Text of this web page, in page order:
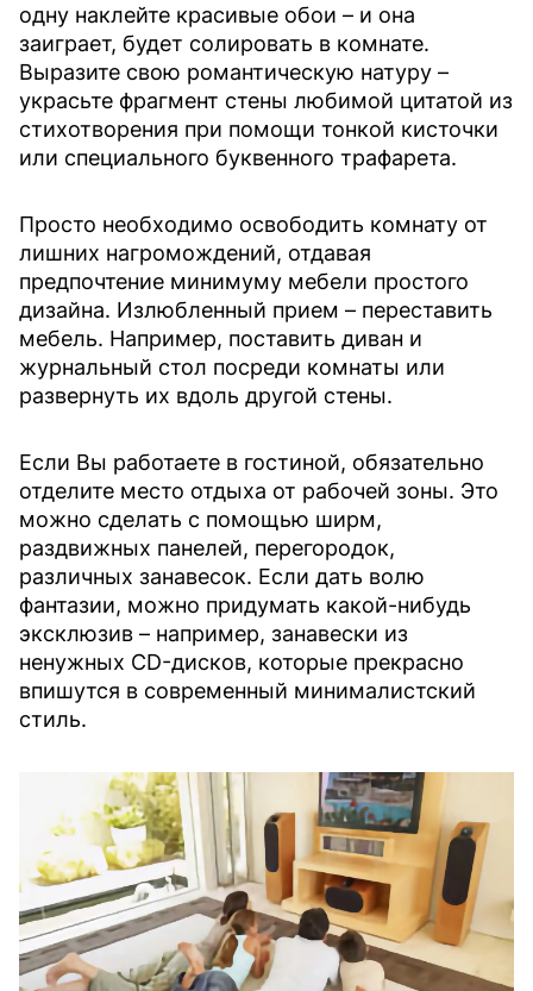
одну наклейте красивые обои – и она
заиграет, будет солировать в комнате.
Выразите свою романтическую натуру –
украсьте фрагмент стены любимой цитатой из
стихотворения при помощи тонкой кисточки
или специального буквенного трафарета.
Просто необходимо освободить комнату от
лишних нагромождений, отдавая
предпочтение минимуму мебели простого
дизайна. Излюбленный прием – переставить
мебель. Например, поставить диван и
журнальный стол посреди комнаты или
развернуть их вдоль другой стены.
Если Вы работаете в гостиной, обязательно
отделите место отдыха от рабочей зоны. Это
можно сделать с помощью ширм,
раздвижных панелей, перегородок,
различных занавесок. Если дать волю
фантазии, можно придумать какой-нибудь
эксклюзив – например, занавески из
ненужных CD-дисков, которые прекрасно
впишутся в современный минималистский
стиль.